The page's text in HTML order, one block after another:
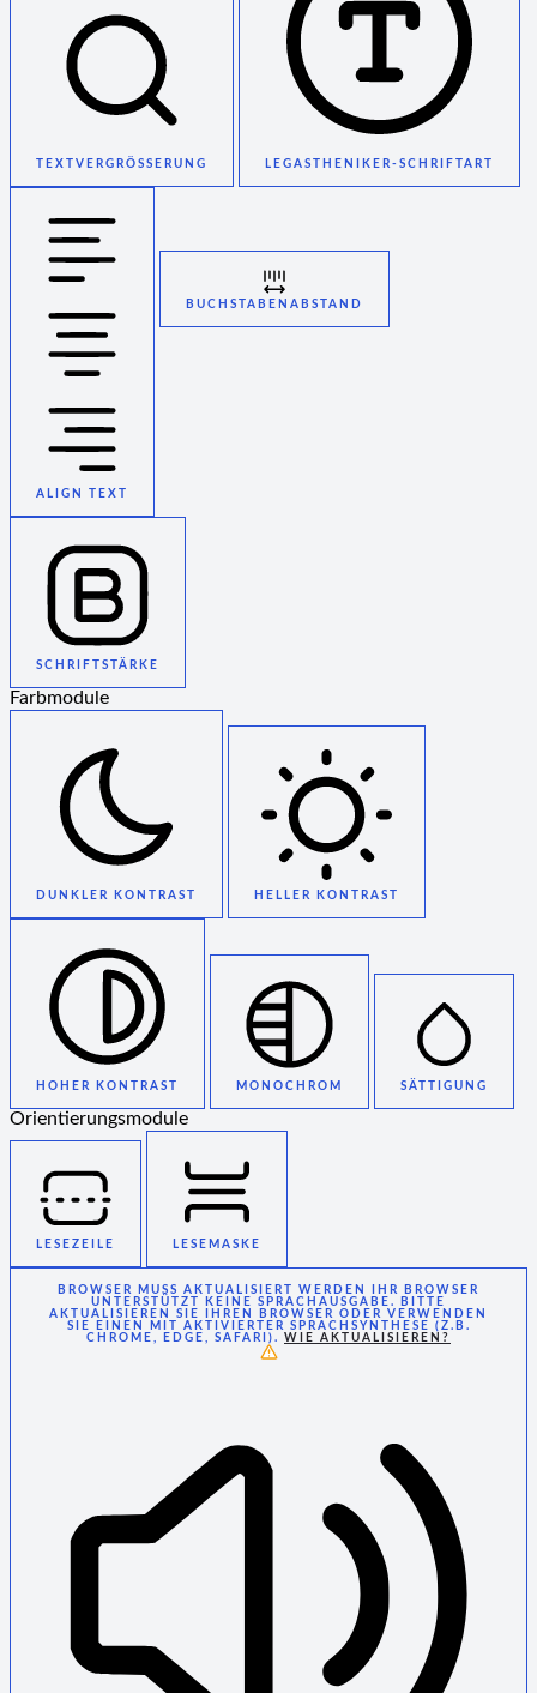
TEXTVERGRÖSSERUNG LEGASTHENIKER-SCHRIFTART
ALIGN TEXT
BUCHSTABENABSTAND
SCHRIFTSTÄRKE
Farbmodule
DUNKLER KONTRAST HELLER KONTRAST
HOHER KONTRAST MONOCHROM SÄTTIGUNG
Orientierungsmodule
LESEZEILE LESEMASKE
BROWSER MUSS AKTUALISIERT WERDEN
IHR BROWSER
UNTERSTÜTZT KEINE SPRACHAUSGABE. BITTE
AKTUALISIEREN SIE IHREN BROWSER ODER VERWENDEN
SIE EINEN MIT AKTIVIERTER SPRACHSYNTHESE (Z.B.
CHROME, EDGE, SAFARI). WIE AKTUALISIEREN?